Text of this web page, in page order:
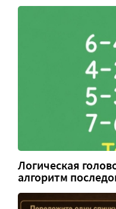
Логическая
алгоритм